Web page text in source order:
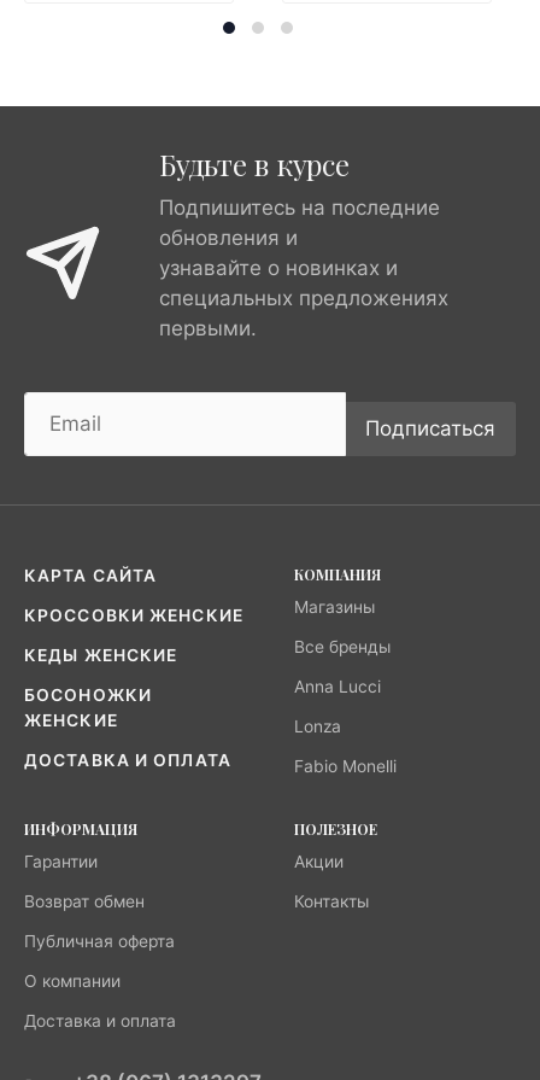
Будьте в курсе
Подпишитесь на последние
обновления и
узнавайте о новинках и
специальных предложениях
первыми.
Подписаться
КАРТА САЙТА
КРОССОВКИ ЖЕНСКИЕ
КЕДЫ ЖЕНСКИЕ
БОСОНОЖКИ
ЖЕНСКИЕ
ДОСТАВКА И ОПЛАТА
КОМПАНИЯ
Магазины
Все бренды
Anna Lucci
Lonza
Fabio Monelli
ИНФОРМАЦИЯ
Гарантии
Возврат обмен
Публичная оферта
О компании
Доставка и оплата
ПОЛЕЗНОЕ
Акции
Контакты